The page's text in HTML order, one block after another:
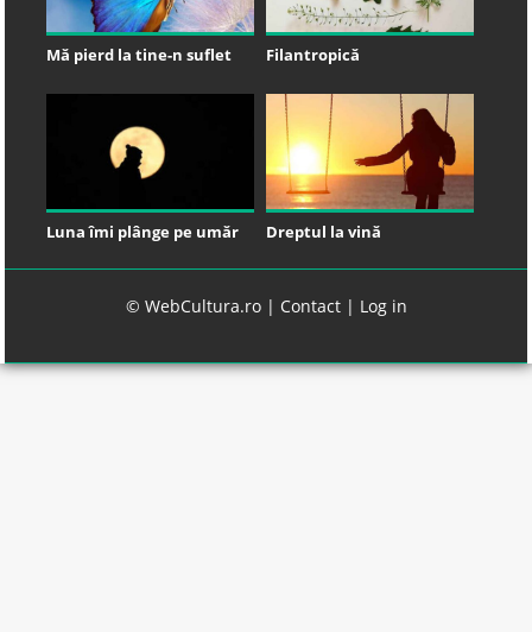
Mă pierd la tine-n suflet Filantropică
Luna îmi plânge pe umăr Dreptul la vină
© WebCultura.ro | Contact| Log in